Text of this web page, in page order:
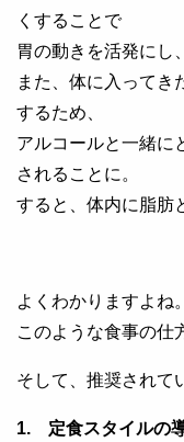
くすることで
胃の動きを活発にし
また、体に入ってき
するため、
アルコールと一緒に
されることに。
すると、体内に脂肪
よくわかりますよね。
このような食事の仕
そして、推奨されて
1. 定食スタイルの